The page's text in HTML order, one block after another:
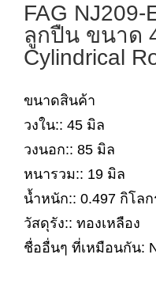
FAG NJ209-
ลูกปืน ขนาด
Cylindrical
ขนาดสินค้า
วงใน:: 45 มิล
วงนอก:: 85 มิล
หนารวม:: 19 มิล
น้ำหนัก:: 0.497 กิโล
วัสดุรัง:: ทองเหลือง
ชื่ออื่นๆ ที่เหมือนกัน: